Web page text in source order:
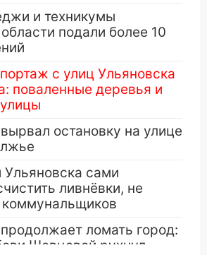
и техникумы
подали более 10
с улиц Ульяновска
поваленные деревья и
остановку на улице
сами
ливнёвки, не
ломать город:
Шевцовой рухнул